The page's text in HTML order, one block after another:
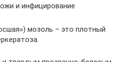
и инфицирование
мозоль – это плотный